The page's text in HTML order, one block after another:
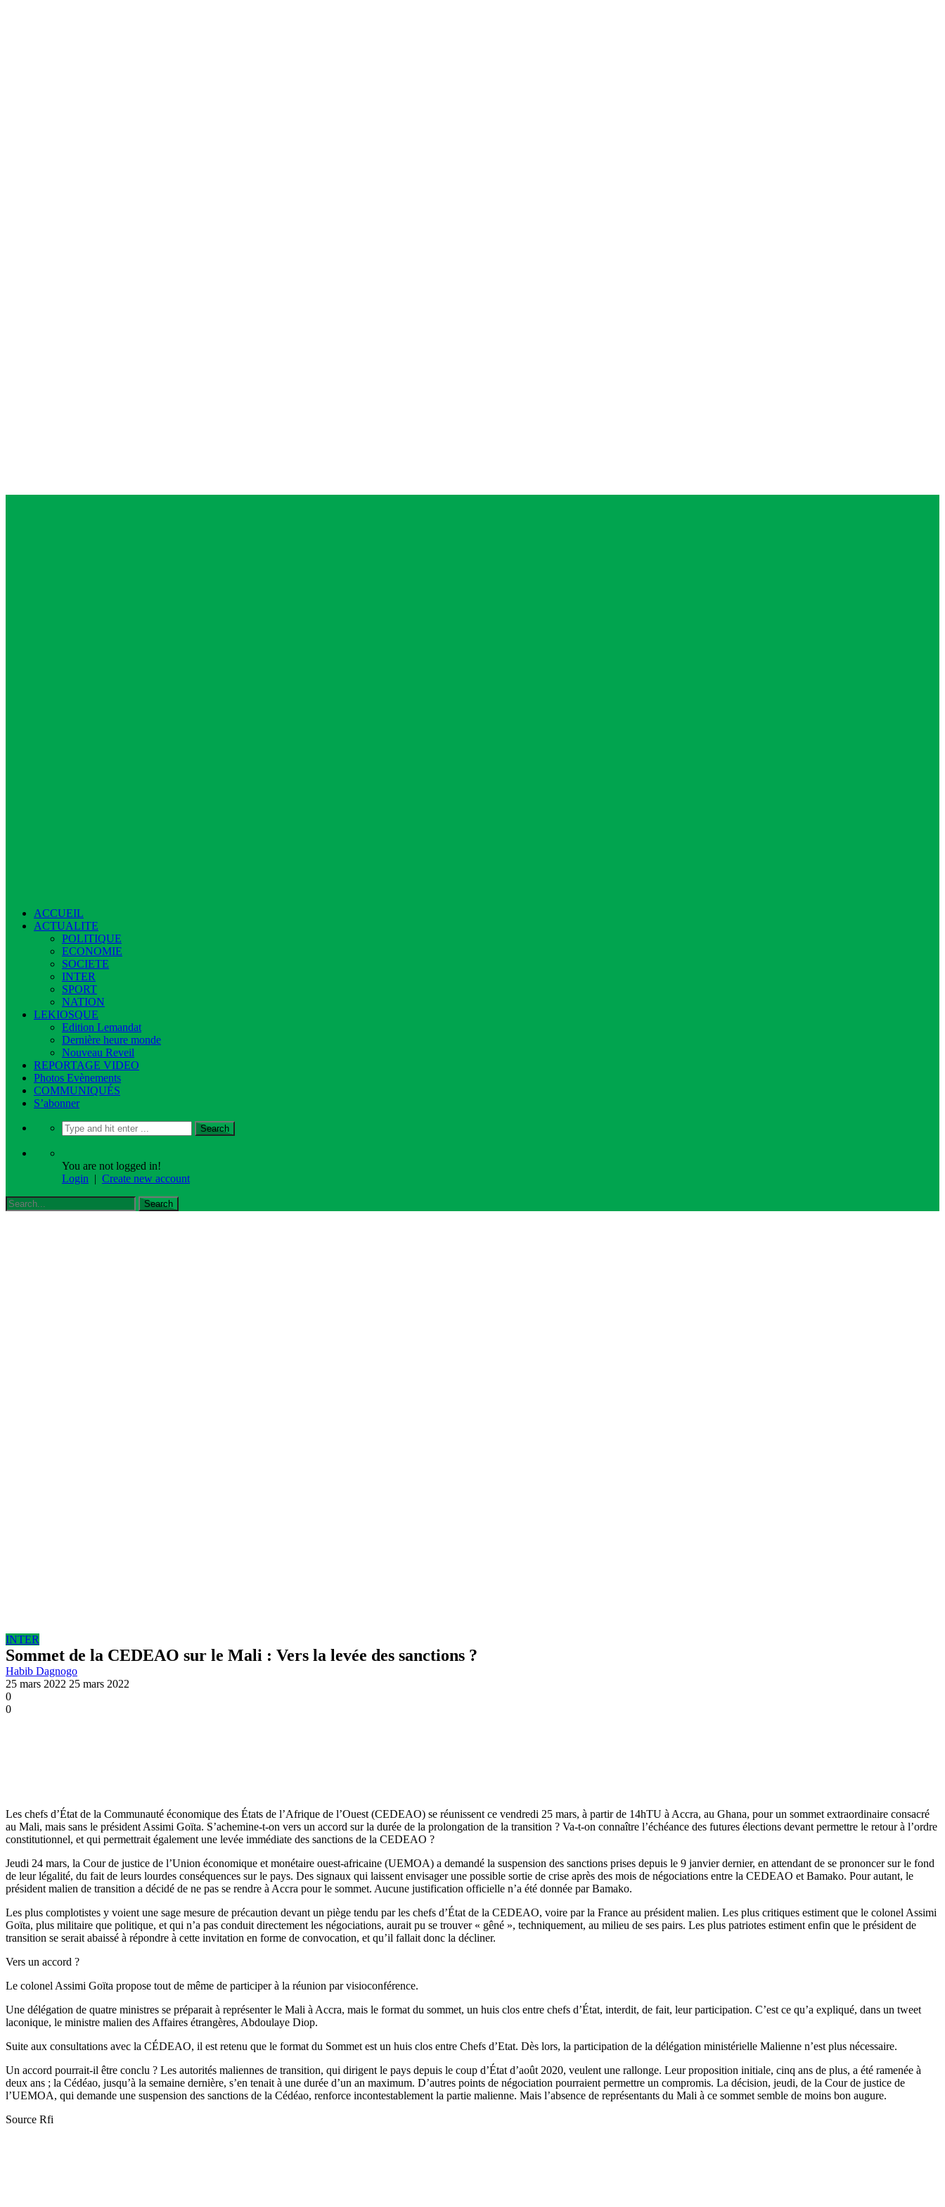
ACCUEIL
ACTUALITE
POLITIQUE
ECONOMIE
SOCIETE
INTER
SPORT
NATION
LEKIOSQUE
Edition Lemandat
Dernière heure monde
Nouveau Reveil
REPORTAGE VIDEO
Photos Evènements
COMMUNIQUÉS
S’abonner
You are not logged in!
Login | Create new account
INTER
Sommet de la CEDEAO sur le Mali : Vers la levée des sanctions ?
Habib Dagnogo
25 mars 2022 25 mars 2022
0
0
Les chefs d’État de la Communauté économique des États de l’Afrique de l’Ouest (CEDEAO) se réunissent ce vendredi 25 mars, à partir de 14hTU à Accra, au Ghana, pour un sommet extraordinaire consacré
au Mali, mais sans le président Assimi Goïta. S’achemine-t-on vers un accord sur la durée de la prolongation de la transition ? Va-t-on connaître l’échéance des futures élections devant permettre le retour à l’ordre
constitutionnel, et qui permettrait également une levée immédiate des sanctions de la CEDEAO ?
Jeudi 24 mars, la Cour de justice de l’Union économique et monétaire ouest-africaine (UEMOA) a demandé la suspension des sanctions prises depuis le 9 janvier dernier, en attendant de se prononcer sur le fond
de leur légalité, du fait de leurs lourdes conséquences sur le pays. Des signaux qui laissent envisager une possible sortie de crise après des mois de négociations entre la CEDEAO et Bamako. Pour autant, le
président malien de transition a décidé de ne pas se rendre à Accra pour le sommet. Aucune justification officielle n’a été donnée par Bamako.
Les plus complotistes y voient une sage mesure de précaution devant un piège tendu par les chefs d’État de la CEDEAO, voire par la France au président malien. Les plus critiques estiment que le colonel Assimi
Goïta, plus militaire que politique, et qui n’a pas conduit directement les négociations, aurait pu se trouver « gêné », techniquement, au milieu de ses pairs. Les plus patriotes estiment enfin que le président de
transition se serait abaissé à répondre à cette invitation en forme de convocation, et qu’il fallait donc la décliner.
Vers un accord ?
Le colonel Assimi Goïta propose tout de même de participer à la réunion par visioconférence.
Une délégation de quatre ministres se préparait à représenter le Mali à Accra, mais le format du sommet, un huis clos entre chefs d’État, interdit, de fait, leur participation. C’est ce qu’a expliqué, dans un tweet
laconique, le ministre malien des Affaires étrangères, Abdoulaye Diop.
Suite aux consultations avec la CÉDEAO, il est retenu que le format du Sommet est un huis clos entre Chefs d’Etat. Dès lors, la participation de la délégation ministérielle Malienne n’est plus nécessaire.
Un accord pourrait-il être conclu ? Les autorités maliennes de transition, qui dirigent le pays depuis le coup d’État d’août 2020, veulent une rallonge. Leur proposition initiale, cinq ans de plus, a été ramenée à
deux ans ; la Cédéao, jusqu’à la semaine dernière, s’en tenait à une durée d’un an maximum. D’autres points de négociation pourraient permettre un compromis. La décision, jeudi, de la Cour de justice de
l’UEMOA, qui demande une suspension des sanctions de la Cédéao, renforce incontestablement la partie malienne. Mais l’absence de représentants du Mali à ce sommet semble de moins bon augure.
Source Rfi